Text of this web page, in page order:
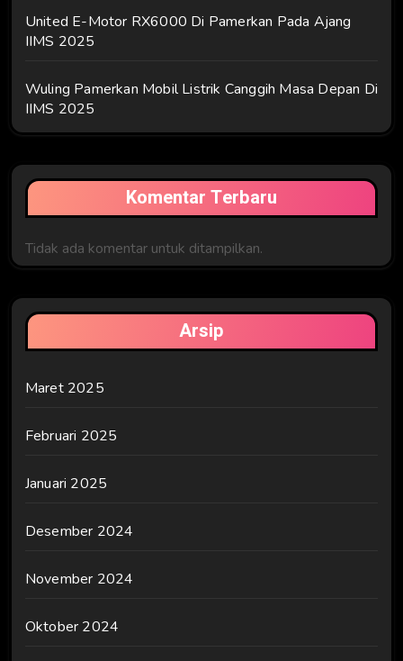
United E-Motor RX6000 Di Pamerkan Pada Ajang
IIMS 2025
Wuling Pamerkan Mobil Listrik Canggih Masa Depan Di
IIMS 2025
Komentar Terbaru
Tidak ada komentar untuk ditampilkan.
Arsip
Maret 2025
Februari 2025
Januari 2025
Desember 2024
November 2024
Oktober 2024